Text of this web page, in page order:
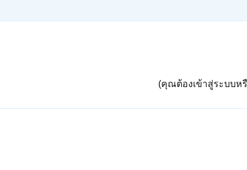
(คุณต้องเข้าสู่ระบบห